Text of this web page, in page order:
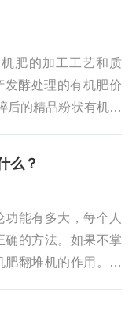
能曝气系统埋在堆
所发明的腐熟度检
糖还方便 这些坑千
得像蒸桑拿忘带水
吃蛋白粉 冬季不做
腥气，绝不是氨水
即散如云南普洱茶
为通风发酵，属于好
气减少，发酵速度
秆有机肥生产中翻堆
肥料，每隔一段时间
肥的加工工艺和质
酵处理的有机肥价
的精品粉状有机肥
么？
能有多大，每个人
的方法。如果不掌
翻堆机的作用。有